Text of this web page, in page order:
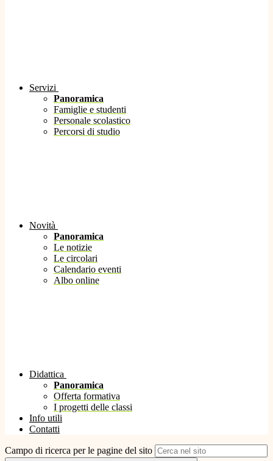
Servizi
Panoramica
Famiglie e studenti
Personale scolastico
Percorsi di studio
Novità
Panoramica
Le notizie
Le circolari
Calendario eventi
Albo online
Didattica
Panoramica
Offerta formativa
I progetti delle classi
Info utili
Contatti
Campo di ricerca per le pagine del sito